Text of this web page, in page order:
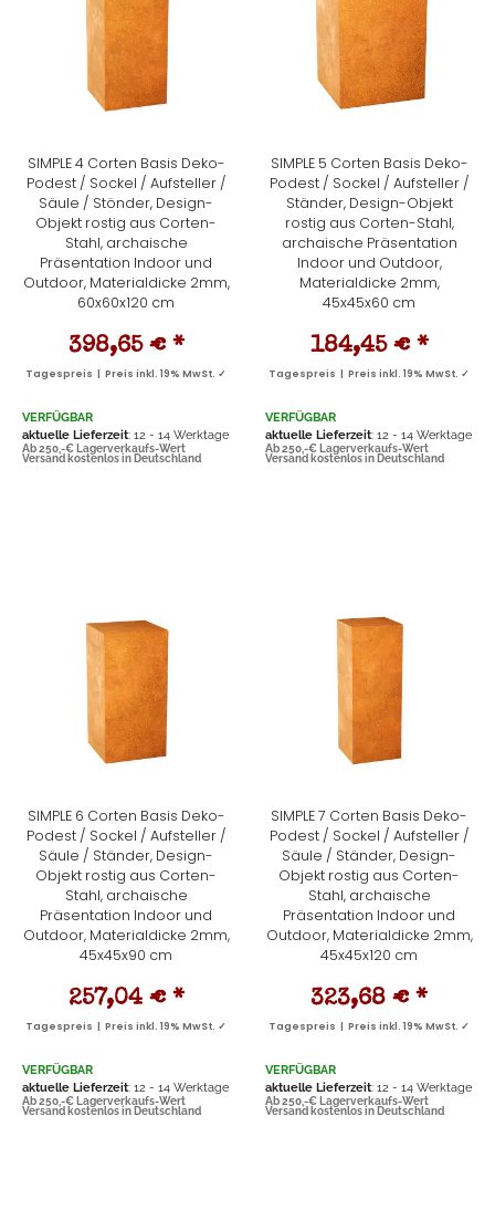
SIMPLE 4 Corten Basis Deko-
Podest / Sockel / Aufsteller /
Säule / Stönder, Design-
Objekt rostig aus Corten-
Stahl, archaische
Präsentation Indoor und
Outdoor, Materialdicke 2mm,
60x60x120 cm
398,65 € *
Tagespreis | Preis inkl. 19% MwSt. ✓
VERFÜGBAR
aktuelle Lieferzeit: 12 - 14 Werktage
Ab 250,-€ Lagerverkaufs-Wert
Versand kostenlos in Deutschland
SIMPLE 5 Corten Basis Deko-
Podest / Sockel / Aufsteller /
Ständer, Design-Objekt
rostig aus Corten-Stahl,
archaische Präsentation
Indoor und Outdoor,
Materialdicke 2mm,
45x45x60 cm
184,45 € *
Tagespreis | Preis inkl. 19% MwSt. ✓
VERFÜGBAR
aktuelle Lieferzeit: 12 - 14 Werktage
Ab 250,-€ Lagerverkaufs-Wert
Versand kostenlos in Deutschland
SIMPLE 6 Corten Basis Deko-
Podest / Sockel / Aufsteller /
Säule / Ständer, Design-
Objekt rostig aus Corten-
Stahl, archaische
Präsentation Indoor und
Outdoor, Materialdicke 2mm,
45x45x90 cm
257,04 € *
Tagespreis | Preis inkl. 19% MwSt. ✓
VERFÜGBAR
aktuelle Lieferzeit: 12 - 14 Werktage
Ab 250,-€ Lagerverkaufs-Wert
Versand kostenlos in Deutschland
SIMPLE 7 Corten Basis Deko-
Podest / Sockel / Aufsteller /
Säule / Ständer, Design-
Objekt rostig aus Corten-
Stahl, archaische
Präsentation Indoor und
Outdoor, Materialdicke 2mm,
45x45x120 cm
323,68 € *
Tagespreis | Preis inkl. 19% MwSt. ✓
VERFÜGBAR
aktuelle Lieferzeit: 12 - 14 Werktage
Ab 250,-€ Lagerverkaufs-Wert
Versand kostenlos in Deutschland